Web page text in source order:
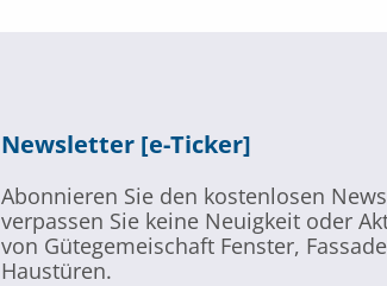
Newsletter [e-Ticker]
Abonnieren Sie den kostenlosen
verpassen Sie keine Neuigkeit oder
von Gütegemeischaft Fenster,
Haustüren.